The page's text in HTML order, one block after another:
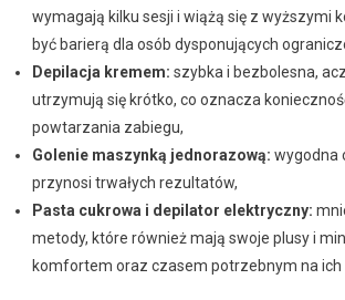
wymagają kilku sesji i wiążą się z wyższymi
być barierą dla osób dysponujących
Depilacja kremem: szybka i bezbolesna,
utrzymują się krótko, co oznacza
powtarzania zabiegu,
Golenie maszynką jednorazową: wygodna
przynosi trwałych rezultatów,
Pasta cukrowa i depilator elektryczny:
metody, które również mają swoje plusy i
komfortem oraz czasem potrzebnym na ich